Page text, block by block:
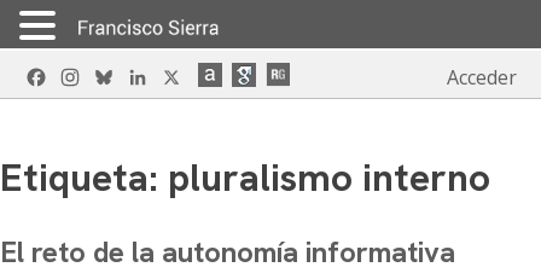
Skip
to
FacebookInstagram
BlueskyLinkedIn Acceder
Etiqueta: pluralismo interno
El reto de la autonomía informativa